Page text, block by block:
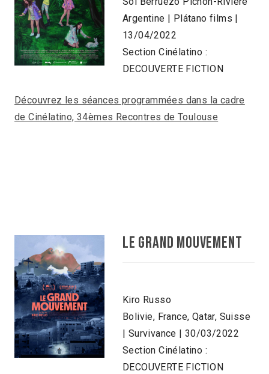
Argentine | Plátano films |
13/04/2022
Section Cinélatino :
DECOUVERTE FICTION
Découvrez les séances programmées dans la cadre
de Cinélatino, 34èmes Recontres de Toulouse
LE GRAND MOUVEMENT
Kiro Russo
Bolivie, France, Qatar, Suisse
| Survivance | 30/03/2022
Section Cinélatino :
DECOUVERTE FICTION